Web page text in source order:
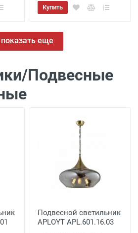
Купить
показать еще
Подвесные
Подвесной светильник
APLOYT APL.601.16.03